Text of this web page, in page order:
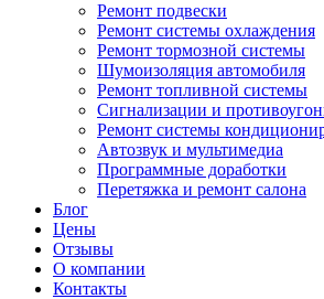
Ремонт подвески
Ремонт системы охлаждения
Ремонт тормозной системы
Шумоизоляция автомобиля
Ремонт топливной системы
Сигнализации и
Ремонт системы
Автозвук и мультимедиа
Программные доработки
Перетяжка и ремонт салона
Блог
Цены
Отзывы
О компании
Контакты